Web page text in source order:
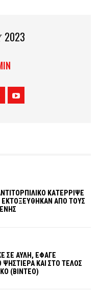
ΚΑΤΕΡΡΙΨΕ
ΕΚΤΟΞΕΥΘΗΚΑΝ ΑΠΟ ΤΟΥΣ
ΣΕ ΑΥΛΗ, ΕΦΑΓΕ
ΨΗΣΤΙΕΡΑ ΚΑΙ ΣΤΟ ΤΕΛΟΣ
(ΒΙΝΤΕΟ)